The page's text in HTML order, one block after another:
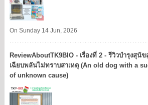
On Sunday 14 Jun, 2026
ReviewAboutTK9BIO - เรื่องที่ 2 - รีวิวบำรุงสุนั
เฉียบพลันไม่ทราบสาเหตุ (An old dog with a
of unknown cause)